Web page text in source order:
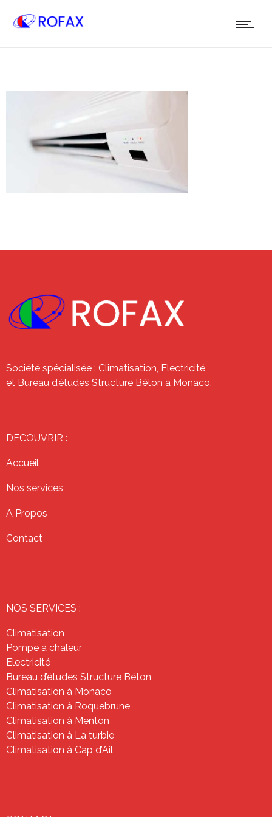
Société spécialisée : Climatisation, Electricité
et Bureau d’études Structure Béton à Monaco.
DECOUVRIR :
Accueil
Nos services
A Propos
Contact
NOS SERVICES :
Climatisation
Pompe à chaleur
Electricité
Bureau d’études Structure Béton
Climatisation à Monaco
Climatisation à Roquebrune
Climatisation à Menton
Climatisation à La turbie
Climatisation à Cap d’Ail